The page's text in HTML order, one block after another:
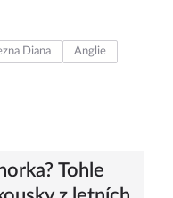
Diana
Anglie
Tohle